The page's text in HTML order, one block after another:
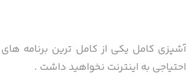
احتیاجی به اینترنت نخواهید داشت .